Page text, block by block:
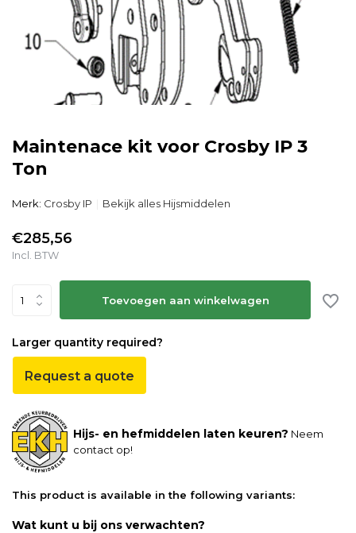
Maintenace kit voor Crosby IP 3
Ton
Merk: Crosby IP Bekijk alles Hijsmiddelen
€285,56
Incl. BTW
Toevoegen aan winkelwagen
Larger quantity required?
Request a quote
Hijs- en hefmiddelen laten keuren? Neem
contact op!
This product is available in the following variants:
Wat kunt u bij ons verwachten?